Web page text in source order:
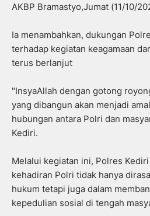
AKBP Bramastyo,Jumat (11/10/
Ia menambahkan, dukungan
terhadap kegiatan keagamaan
terus berlanjut
"InsyaAllah dengan gotong
yang dibangun akan menjadi
hubungan antara Polri dan
Kediri.
Melalui kegiatan ini, Polres
kehadiran Polri tidak hanya
hukum tetapi juga dalam
kepedulian sosial di tengah